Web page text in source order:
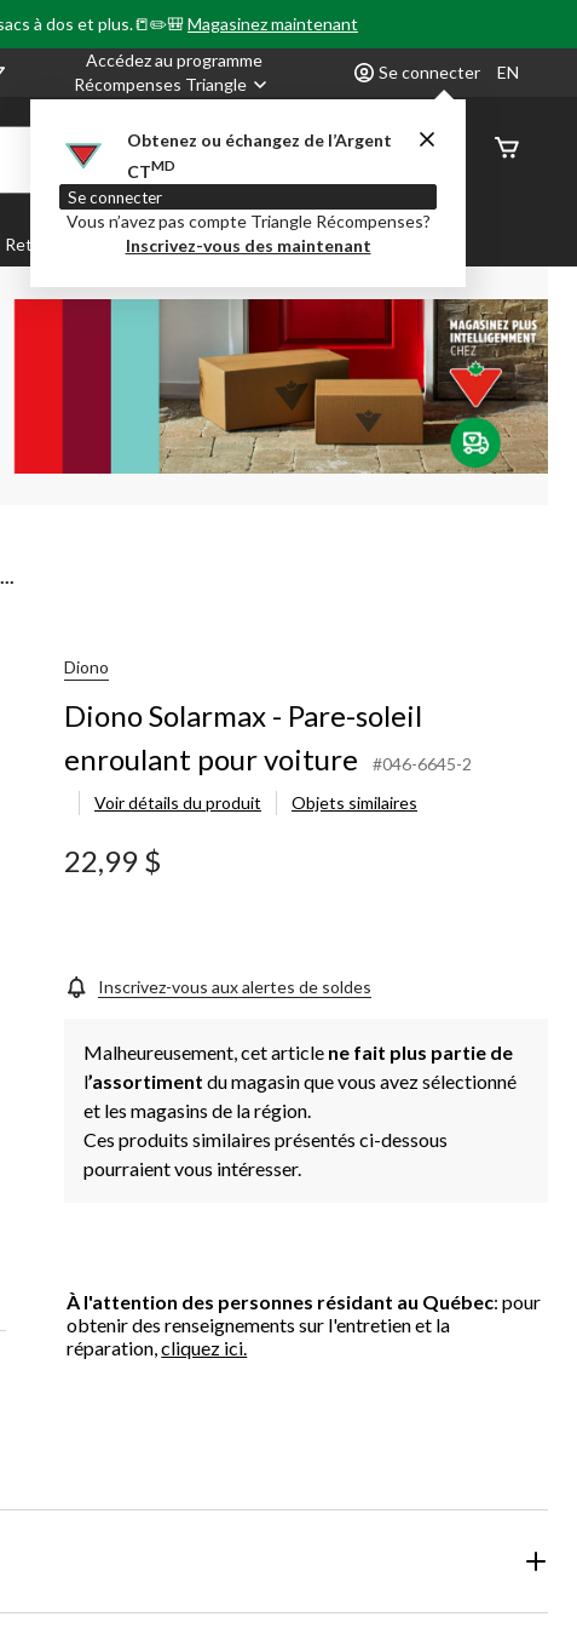
à dos et plus.📒✏️🎒Magasinez maintenant
Accédez au programme
Récompenses Triangle
Se connecter
Obtenez ou échangez de l’Argent
CTMD
Se connecter
Vous n’avez pas compte Triangle Récompenses?
Inscrivez-vous des maintenant
EN
État de
Retour en Classe Party City Centre-auto
Diono
Diono Solarmax - Pare-soleil
enroulant pour voiture
#046-6645-2
Voir détails du produit
Objets similaires
22,99 $
Inscrivez-vous aux alertes de soldes
Malheureusement, cet article ne fait plus partie de
l’assortiment du magasin que vous avez sélectionné
et les magasins de la région.
Ces produits similaires présentés ci-dessous
pourraient vous intéresser.
À l'attention des personnes résidant au Québec: pour
obtenir des renseignements sur l'entretien et la
réparation,cliquez ici.